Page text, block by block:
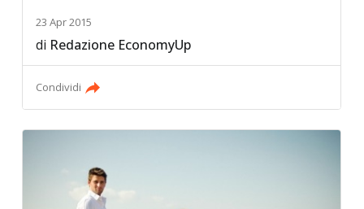
23 Apr 2015
di Redazione EconomyUp
Condividi